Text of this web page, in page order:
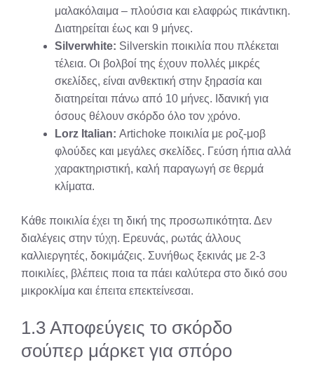
μαλακόλαιμα – πλούσια και ελαφρώς πικάντικη.
Διατηρείται έως και 9 μήνες.
Silverwhite: Silverskin ποικιλία που πλέκεται
τέλεια. Οι βολβοί της έχουν πολλές μικρές
σκελίδες, είναι ανθεκτική στην ξηρασία και
διατηρείται πάνω από 10 μήνες. Ιδανική για
όσους θέλουν σκόρδο όλο τον χρόνο.
Lorz Italian: Artichoke ποικιλία με ροζ-μοβ
φλούδες και μεγάλες σκελίδες. Γεύση ήπια αλλά
χαρακτηριστική, καλή παραγωγή σε θερμά
κλίματα.
Κάθε ποικιλία έχει τη δική της προσωπικότητα. Δεν
διαλέγεις στην τύχη. Ερευνάς, ρωτάς άλλους
καλλιεργητές, δοκιμάζεις. Συνήθως ξεκινάς με 2-3
ποικιλίες, βλέπεις ποια τα πάει καλύτερα στο δικό σου
μικροκλίμα και έπειτα επεκτείνεσαι.
1.3 Αποφεύγεις το σκόρδο
σούπερ μάρκετ για σπόρο